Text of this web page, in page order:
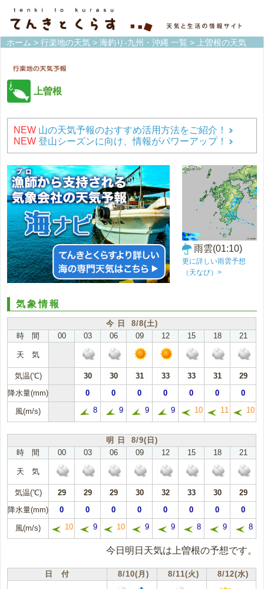
ホーム > 行楽地の天気 > 海釣り-九州・沖縄 一覧 > 上曽根の天気
上曽根
NEW 山の天気予報のおすすめ活用方法をご紹介！
NEW 登山シーズンに向け、情報がパワーアップ！
雨雲(01:10)
更に詳しい雨雲予想
（天なび）>
気象情報
今 日 8/8(土)
時 間
00 03 06 09 12 15 18 21
天 気
気温(℃) 30 30 31 33 33 31
29
降水量(mm)
0 0 0 0 0 0 0
風(m/s) 8 9 9 9 10 11 10
明 日 8/9(日)
時 間
00 03 06 09 12 15 18 21
天 気
気温(℃) 29 29 29 30 32 33 30
29
降水量(mm)
0 0 0 0 0 0 0 0
風(m/s) 10 9 10 9 9 8 9 8
今日明日天気は上曽根の予想です。
日 付 8/10(月) 8/11(火) 8/12(水)